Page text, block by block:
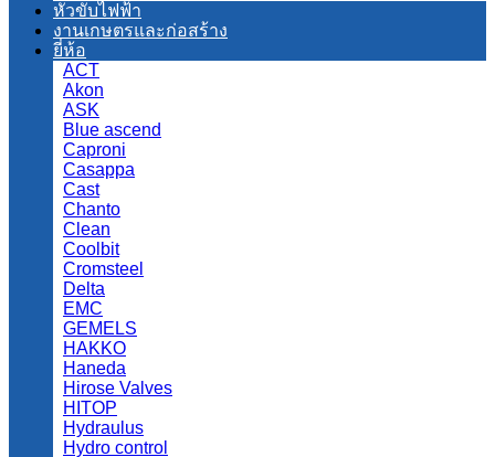
หัวขับไฟฟ้า
งานเกษตรและก่อสร้าง
ยี่ห้อ
ACT
Akon
ASK
Blue ascend
Caproni
Casappa
Cast
Chanto
Clean
Coolbit
Cromsteel
Delta
EMC
GEMELS
HAKKO
Haneda
Hirose Valves
HITOP
Hydraulus
Hydro control